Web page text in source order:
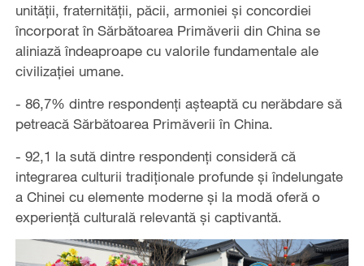
unității, fraternității, păcii, armoniei și concordiei
încorporat în Sărbătoarea Primăverii din China se
aliniază îndeaproape cu valorile fundamentale ale
civilizației umane.
- 86,7% dintre respondenți așteaptă cu nerăbdare să
petreacă Sărbătoarea Primăverii în China.
- 92,1 la sută dintre respondenți consideră că
integrarea culturii tradiționale profunde și îndelungate
a Chinei cu elemente moderne și la modă oferă o
experiență culturală relevantă și captivantă.